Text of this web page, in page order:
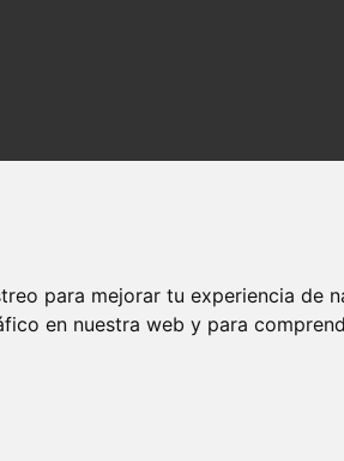
para mejorar tu experiencia
en nuestra web y para